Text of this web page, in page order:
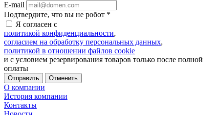
E-mail
Подтвердите, что вы не робот *
Я согласен с
политикой конфиденциальности,
согласием на обработку персональных данных,
политикой в отношении файлов cookie
и с условием резервирования товаров только после полной
оплаты
Отменить
О компании
История компании
Контакты